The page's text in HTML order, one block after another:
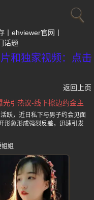
ehviewer官网
话题
和独家视频：点击
返回上页
引热议-线下擦边约金主
跃，近日私下与男子约会见面
形象形成强烈反差，迅速引发
姐